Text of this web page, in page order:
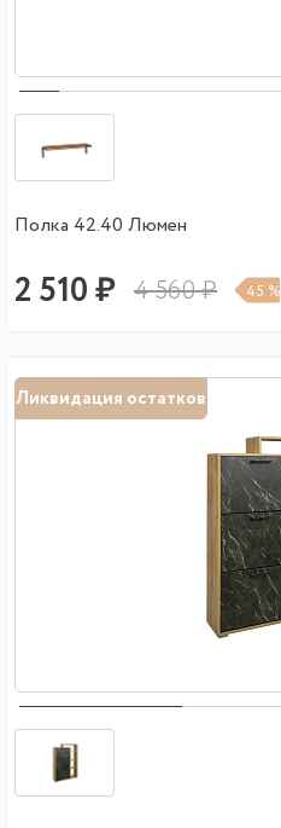
Полка 42.40 Люмен
2 510 ₽ 4 560 ₽ 45 %
Ликвидация остатков